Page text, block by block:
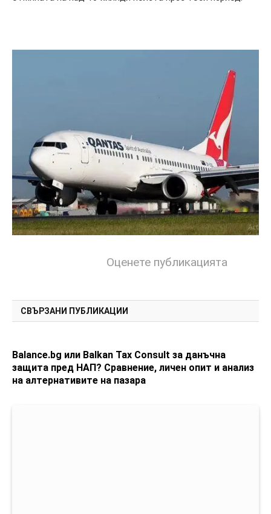
Оценете публикацията
СВЪРЗАНИ ПУБЛИКАЦИИ
Balance.bg или Balkan Tax Consult за данъчна
защита пред НАП? Сравнение, личен опит и анализ
на алтернативите на пазара